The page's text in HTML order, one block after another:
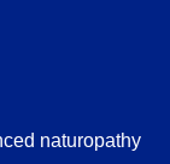
naturopathy